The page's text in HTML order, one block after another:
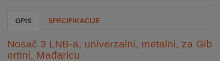
SECURITY
OPIS SPECIFIKACIJE
Nosač 3 LNB-a, univerzalni, metalni, za Gib
ertini, Mađaricu